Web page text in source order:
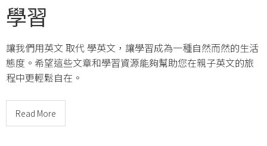
學習
讓我們用英文 取代 學英文，讓學習成為一種自然而然的生活
態度。希望這些文章和學習資源能夠幫助您在親子英文的旅
程中更輕鬆自在。
Read More